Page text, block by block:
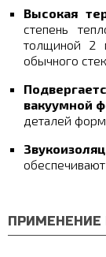
Высокая
степень
толщиной 2
обычного
вакуумной
деталей форм.
ПРИМЕНЕНИЕ